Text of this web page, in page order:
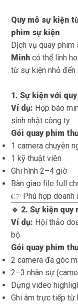
Quy mô sự kiện
phim sự kiện
Dịch vụ quay
Minh có thể linh
từ sự kiện nhỏ đến
1. Sự kiện với
Ví dụ: Họp báo
sinh nhật công ty
Gói quay phim
1 camera chuyên
1 kỹ thuật viên
Ghi hình 2–4 giờ
Bàn giao file full
👉 Phù hợp doanh
🔹 2. Sự kiện
Ví dụ: Hội thảo
bộ
Gói quay phim
2 camera đa góc
2–3 nhân sự
Dựng video
Ghi âm trực tiếp từ